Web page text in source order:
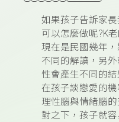
如果孩子告訴家
可以怎麼做呢?K
現在是民國幾年
不同的解讀，另
性會產生不同的
在孩子談戀愛的
理性腦與情緒腦
對之下，孩子就